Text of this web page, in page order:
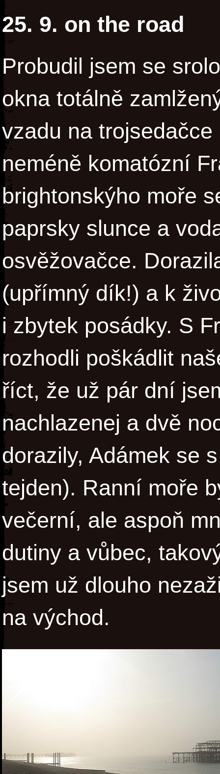
25. 9. on the road
Probudil jsem se
okna totálně
vzadu na
neméně komatózní
brightonskýho moře
paprsky slunce a
osvěžovačce.
(upřímný dík!) a k
i zbytek posádky. S
rozhodli poškádlit
říct, že už pár dní
nachlazenej a dvě
dorazily, Adámek se
tejden). Ranní moře
večerní, ale aspoň
dutiny a vůbec,
jsem už dlouho
na východ.